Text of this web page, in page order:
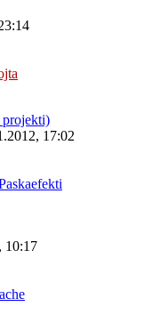
projekti)
17:02
10:17